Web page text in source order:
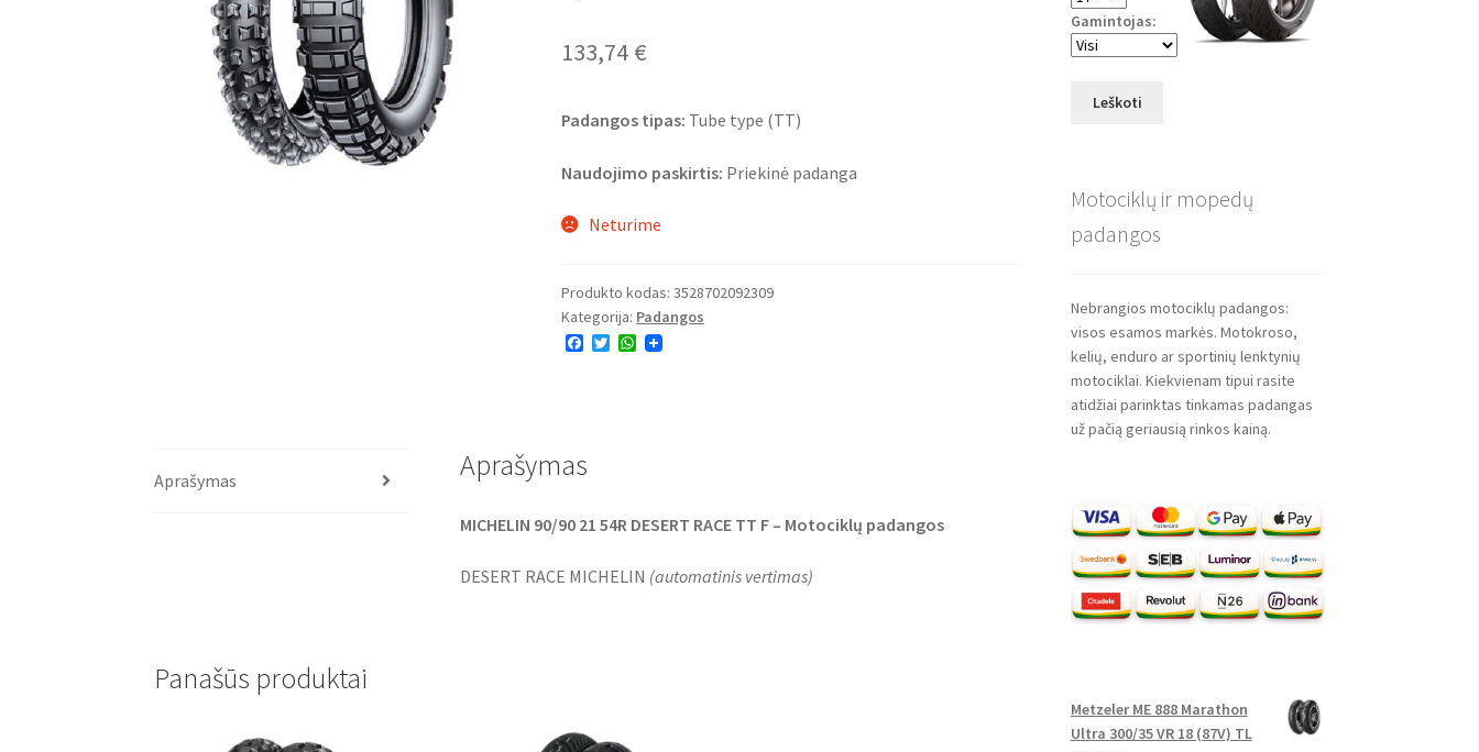
133,74 €
Padangos tipas: Tube type (TT)
Naudojimo paskirtis: Priekinė padanga
Neturime
Produkto kodas:3528702092309
Kategorija: Padangos
F
k
T
W
Aprašymas Aprašymas
MICHELIN 90/90 21 54R DESERT RACE TT F – Motociklų padangos
DESERT RACE MICHELIN (automatinis vertimas)
Panašūs produktai
Gamintojas:
Leškoti
Motociklų ir mopedų
padangos
Nebrangios motociklų padangos:
visos esamos markės. Motokroso,
kelių, enduro ar sportinių lenktynių
motociklai. Kiekvienam tipui rasite
atidžiai parinktas tinkamas padangas
už pačią geriausią rinkos kainą.
Metzeler ME 888 Marathon
Ultra 300/35 VR 18 (87V) TL